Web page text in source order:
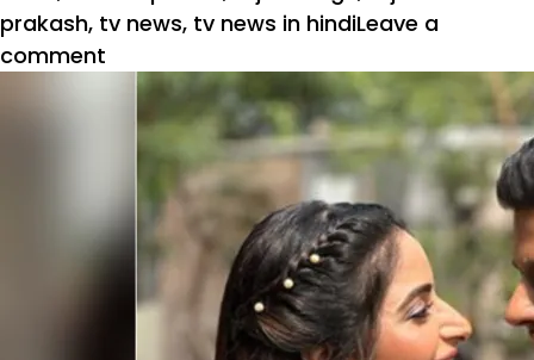
prakash, tv news, tv news in hindiLeave a
comment
तेजस्वी
और
करण
ब्रेकअप
की
खबरें